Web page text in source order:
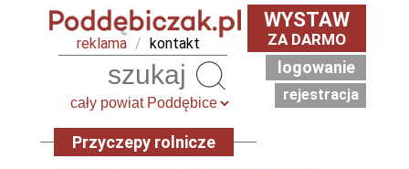
reklama / kontakt
WYSTAW
ZA DARMO
logowanie
rejestracja
Przyczepy rolnicze